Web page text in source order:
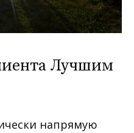
Лучшим
напрямую